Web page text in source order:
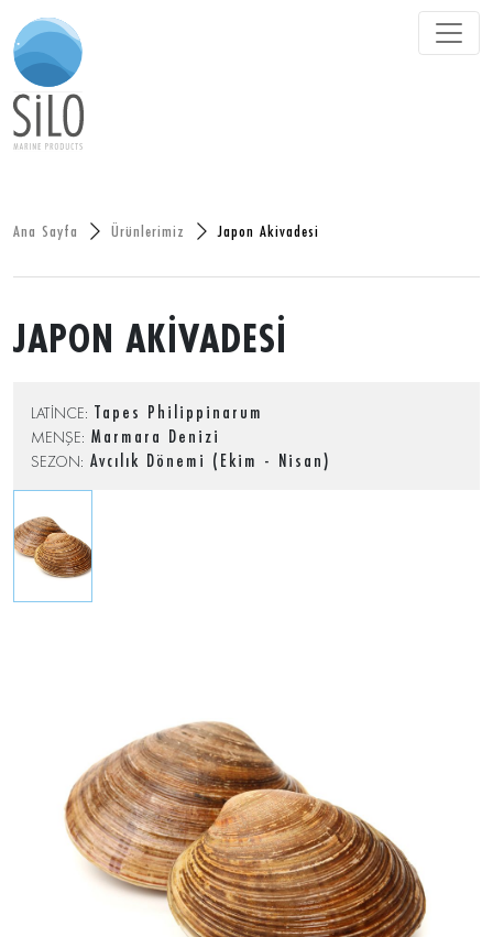
Ana Sayfa Ürünlerimiz Japon Akivadesi
JAPON AKİVADESİ
LATİNCE: Tapes Philippinarum
MENŞE: Marmara Denizi
SEZON: Avcılık Dönemi (Ekim - Nisan)